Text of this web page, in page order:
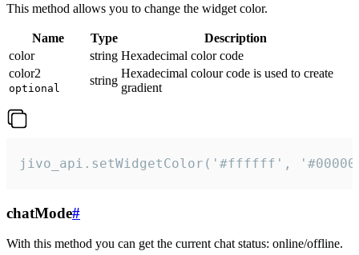
This method allows you to change the widget color.
Name Type
Description
color
string Hexadecimal color code
color2
optional
string
Hexadecimal colour code is used to create
gradient
jivo_api.setWidgetColor('#ffffff',
chatMode#
With this method you can get the current chat status: online/offline.